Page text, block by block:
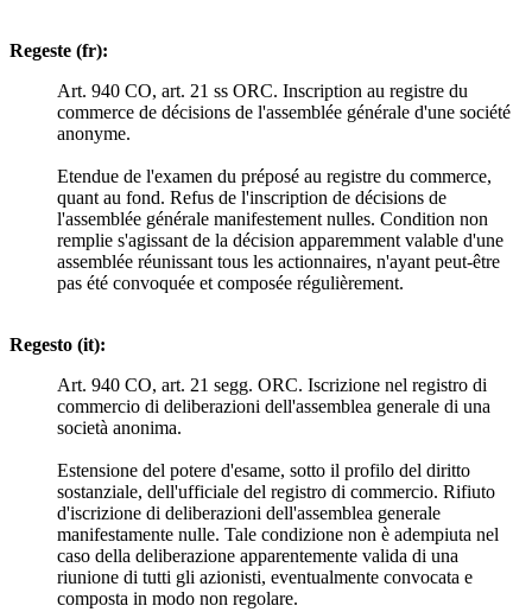
Regeste (fr):
Art. 940 CO, art. 21 ss ORC. Inscription au registre du
commerce de décisions de l'assemblée générale d'une société
anonyme.
Etendue de l'examen du préposé au registre du commerce,
quant au fond. Refus de l'inscription de décisions de
l'assemblée générale manifestement nulles. Condition non
remplie s'agissant de la décision apparemment valable d'une
assemblée réunissant tous les actionnaires, n'ayant peut-être
pas été convoquée et composée régulièrement.
Regesto (it):
Art. 940 CO, art. 21 segg. ORC. Iscrizione nel registro di
commercio di deliberazioni dell'assemblea generale di una
società anonima.
Estensione del potere d'esame, sotto il profilo del diritto
sostanziale, dell'ufficiale del registro di commercio. Rifiuto
d'iscrizione di deliberazioni dell'assemblea generale
manifestamente nulle. Tale condizione non è adempiuta nel
caso della deliberazione apparentemente valida di una
riunione di tutti gli azionisti, eventualmente convocata e
composta in modo non regolare.